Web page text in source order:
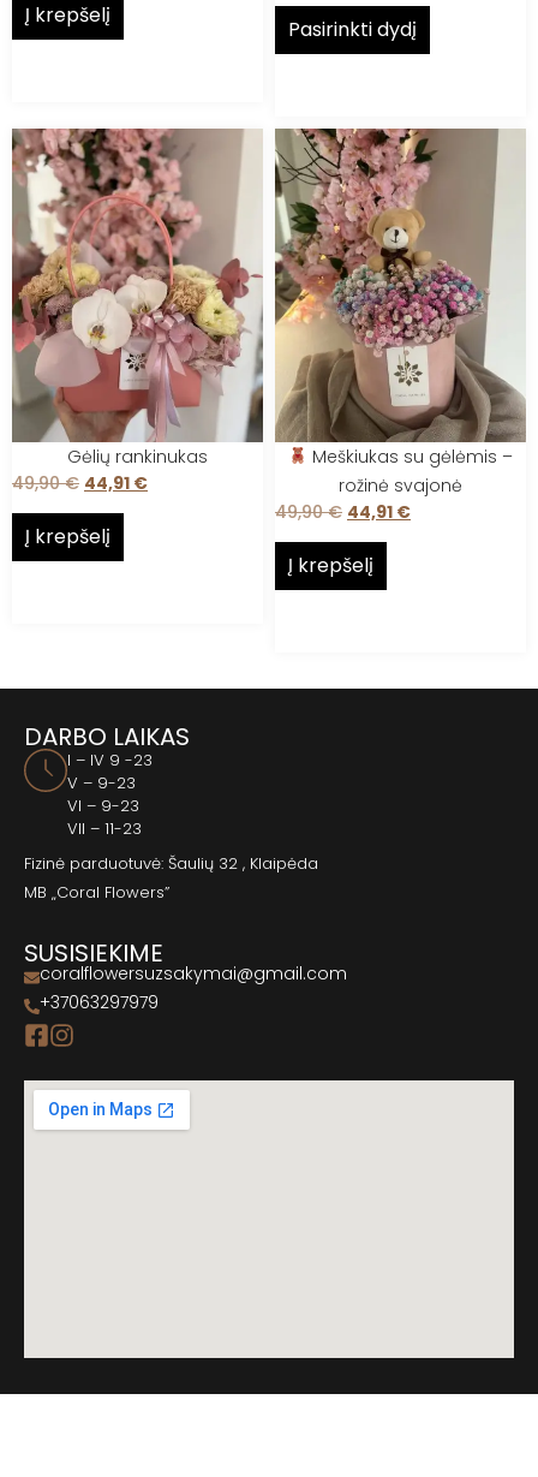
Į krepšelį Pasirinkti dydį
Gėlių rankinukas
49,90€ 44,91 €
Į krepšelį
Meškiukas su gėlėmis –
rožinė svajonė
49,90€ 44,91 €
Į krepšelį
DARBO LAIKAS
I – IV 9 -23
V – 9-23
VI – 9-23
VII – 11-23
Fizinė parduotuvė: Šaulių 32 , Klaipėda
MB „Coral Flowers”
SUSISIEKIME
coralflowersuzsakymai@gmail.com
+37063297979